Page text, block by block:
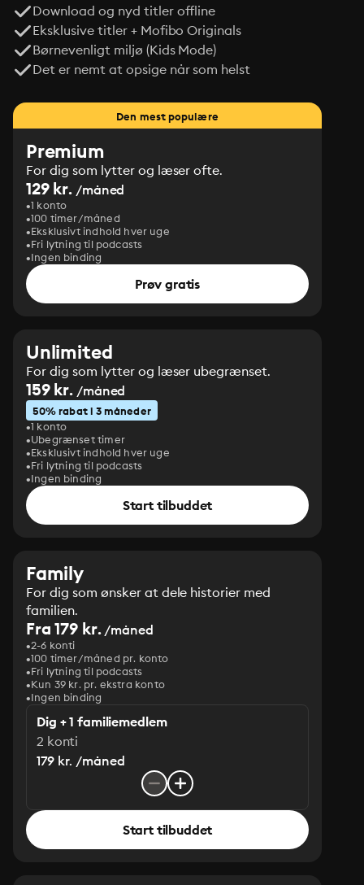
Download og nyd titler offline
Eksklusive titler + Mofibo Originals
Børnevenligt miljø (Kids Mode)
Det er nemt at opsige når som helst
Den mest populære
Premium
For dig som lytter og læser ofte.
129 kr. /måned
1 konto
100 timer/måned
Eksklusivt indhold hver uge
Fri lytning til podcasts
Ingen binding
Prøv gratis
Unlimited
For dig som lytter og læser ubegrænset.
159 kr. /måned
50% rabat i 3 måneder
1 konto
Ubegrænset timer
Eksklusivt indhold hver uge
Fri lytning til podcasts
Ingen binding
Start tilbuddet
Family
For dig som ønsker at dele historier med
familien.
Fra 179 kr./måned
2-6 konti
100 timer/måned pr. konto
Fri lytning til podcasts
Kun 39 kr. pr. ekstra konto
Ingen binding
Dig + 1 familiemedlem
2 konti
179 kr. /måned
Start tilbuddet